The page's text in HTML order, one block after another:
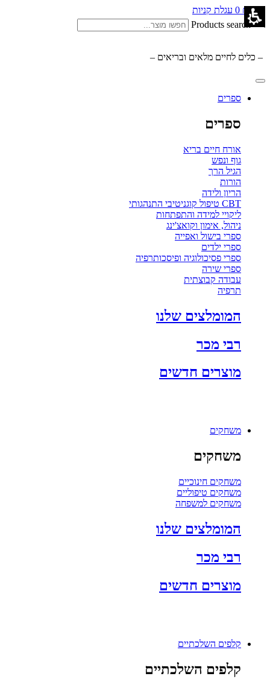
₪ 0.00
0 עגלת קניות
Products search
– כלים לחיים מלאים ובריאים –
ספרים
ספרים
אורח חיים בריא
גוף ונפש
הגיל הרך
הורות
הריון ולידה
CBT טיפול קוגניטיבי התנהגותי
ליקויי למידה והתפתחות
ניהול, אימון וקואצ'ינג
ספרי בישול ואפייה
ספרי ילדים
ספרי פסיכולוגיה ופיסכותרפיה
ספרי שירה
עבודה קבוצתית
תרפיה
המומלצים שלנו
רבי מכר
מוצרים חדשים
משחקים
משחקים
משחקים חינוכיים
משחקים טיפוליים
משחקים למשפחה
המומלצים שלנו
רבי מכר
מוצרים חדשים
קלפים השלכתיים
קלפים השלכתיים